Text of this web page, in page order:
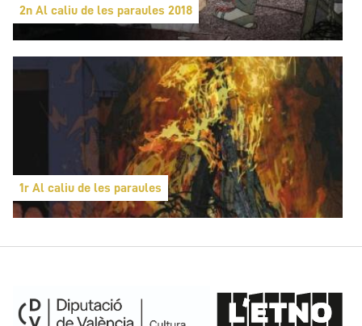
2n Al caliu de les paraules 2018
1r Al caliu de les paraules